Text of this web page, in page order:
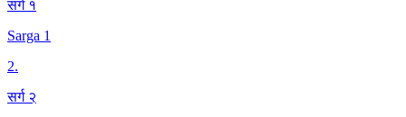
सर्ग १
Sarga 1
2.
सर्ग २